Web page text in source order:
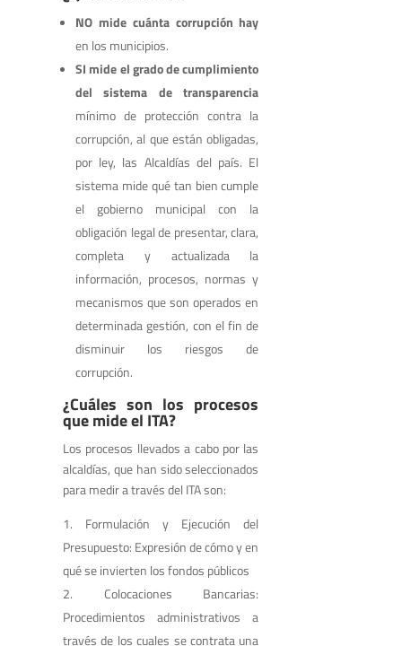
NO mide cuánta corrupción hay
en los municipios.
SI mide el grado de cumplimiento
del sistema de transparencia
mínimo de protección contra la
corrupción, al que están obligadas,
por ley, las Alcaldías del país. El
sistema mide qué tan bien cumple
el gobierno municipal con la
obligación legal de presentar, clara,
completa y actualizada la
información, procesos, normas y
mecanismos que son operados en
determinada gestión, con el fin de
disminuir los riesgos de
corrupción.
¿Cuáles son los procesos
que mide el ITA?
Los procesos llevados a cabo por las
alcaldías, que han sido seleccionados
para medir a través del ITA son:
Formulación y Ejecución del
Presupuesto: Expresión de cómo y en
qué se invierten los fondos públicos
Colocaciones Bancarias:
Procedimientos administrativos a
través de los cuales se contrata una